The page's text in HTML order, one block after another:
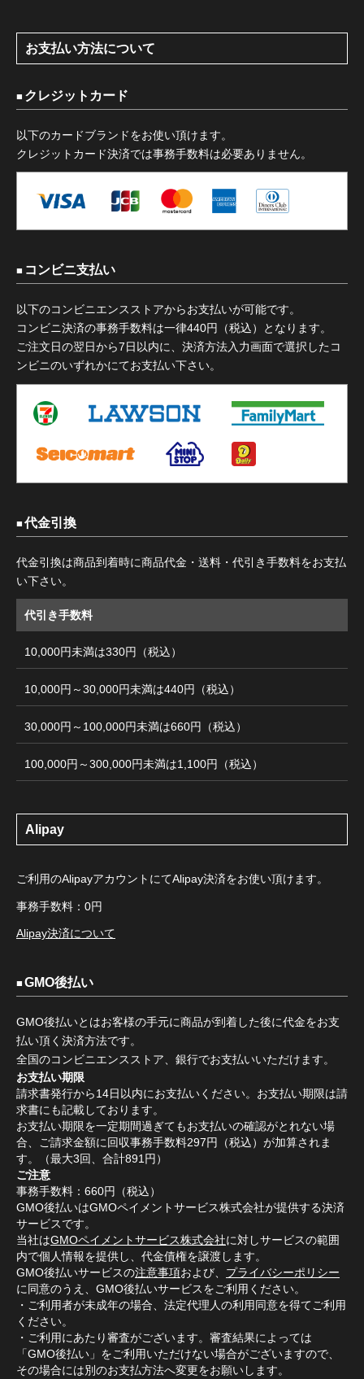
お支払い方法について
クレジットカード
以下のカードブランドをお使い頂けます。
クレジットカード決済では事務手数料は必要ありません。
コンビニ支払い
以下のコンビニエンスストアからお支払いが可能です。
コンビニ決済の事務手数料は一律440円（税込）となります。
ご注文日の翌日から7日以内に、決済方法入力画面で選択したコ
ンビニのいずれかにてお支払い下さい。
代金引換
代金引換は商品到着時に商品代金・送料・代引き手数料をお支払
い下さい。
代引き手数料
10,000円未満は330円（税込）
10,000円～30,000円未満は440円（税込）
30,000円～100,000円未満は660円（税込）
100,000円～300,000円未満は1,100円（税込）
Alipay
ご利用のAlipayアカウントにてAlipay決済をお使い頂けます。
事務手数料：0円
Alipay決済について
GMO後払い
GMO後払いとはお客様の手元に商品が到着した後に代金をお支
払い頂く決済方法です。
全国のコンビニエンスストア、銀行でお支払いいただけます。
お支払い期限
請求書発行から14日以内にお支払いください。お支払い期限は請
求書にも記載しております。
お支払い期限を一定期間過ぎてもお支払いの確認がとれない場
合、ご請求金額に回収事務手数料297円（税込）が加算されま
す。（最大3回、合計891円）
ご注意
事務手数料：660円（税込）
GMO後払いはGMOペイメントサービス株式会社が提供する決済
サービスです。
当社はGMOペイメントサービス株式会社に対しサービスの範囲
内で個人情報を提供し、代金債権を譲渡します。
GMO後払いサービスの注意事項および、 プライバシーポリシー
に同意のうえ、GMO後払いサービスをご利用ください。
・ご利用者が未成年の場合、法定代理人の利用同意を得てご利用
ください。
・ご利用にあたり審査がございます。審査結果によっては
「GMO後払い」をご利用いただけない場合がございますので、
その場合には別のお支払方法へ変更をお願いします。